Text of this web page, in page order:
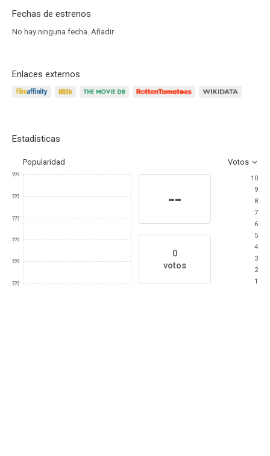
Fechas de estrenos
No hay ninguna fecha. Añadir
Enlaces externos
Estadísticas
Popularidad Votos
???
???
???
???
???
???
--
0
votos
10
9
8
7
6
5
4
3
2
1